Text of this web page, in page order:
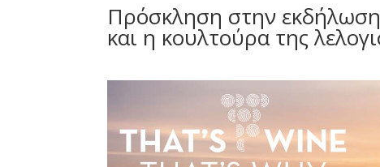
Πρόσκληση στην
και η κουλτούρα της